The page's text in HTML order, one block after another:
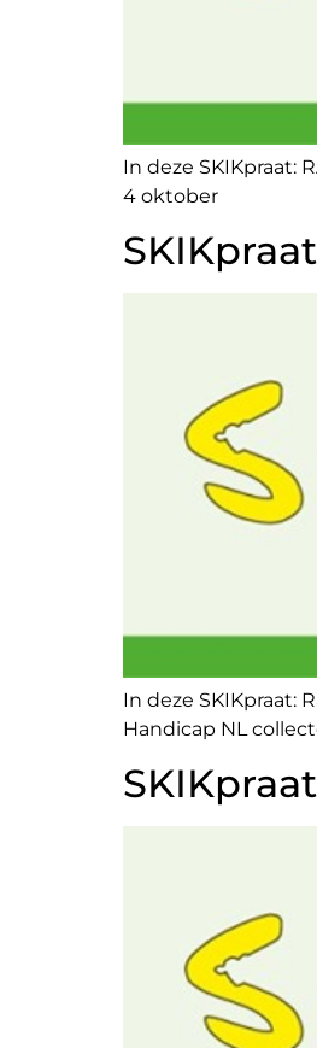
In deze SKIKpraat:
4 oktober
In deze SKIKpraat:
Handicap NL